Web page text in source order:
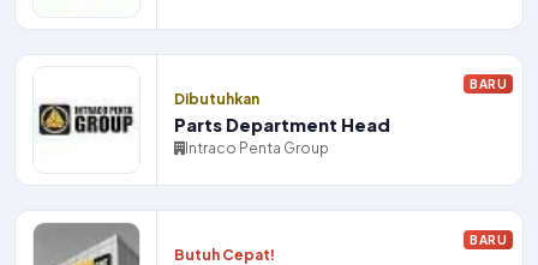
Dibutuhkan
Parts Department Head
Intraco Penta Group
BARU
Butuh Cepat!
BARU